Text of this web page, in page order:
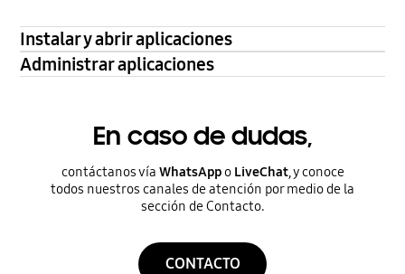
Instalar y abrir aplicaciones
Administrar aplicaciones
En caso de dudas,
contáctanos vía WhatsAppo LiveChat, y conoce
todos nuestros canales de atención por medio de la
sección de Contacto.
CONTACTO